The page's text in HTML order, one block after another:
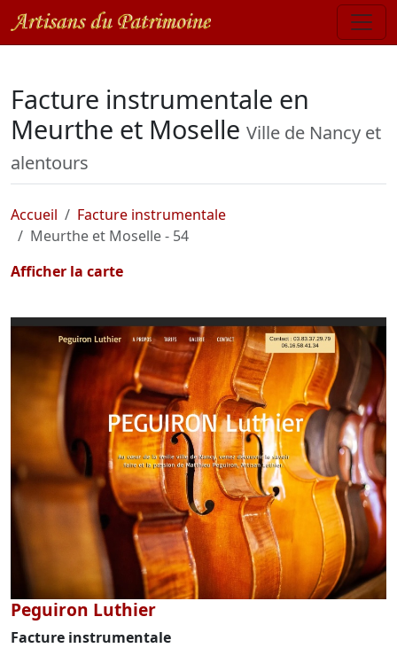
Facture instrumentale en
Meurthe et Moselle Ville de Nancy et
alentours
Accueil
Facture instrumentale
Meurthe et Moselle - 54
Afficher la carte
Peguiron Luthier
Facture instrumentale